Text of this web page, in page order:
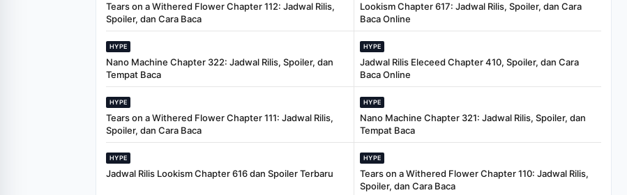
Tears on a Withered Flower Chapter 112: Jadwal Rilis,
Spoiler, dan Cara Baca
Lookism Chapter 617: Jadwal Rilis, Spoiler, dan Cara
Baca Online
HYPE
Nano Machine Chapter 322: Jadwal Rilis, Spoiler, dan
Tempat Baca
HYPE
Jadwal Rilis Eleceed Chapter 410, Spoiler, dan Cara
Baca Online
HYPE
Tears on a Withered Flower Chapter 111: Jadwal Rilis,
Spoiler, dan Cara Baca
HYPE
Nano Machine Chapter 321: Jadwal Rilis, Spoiler, dan
Tempat Baca
HYPE
Jadwal Rilis Lookism Chapter 616 dan Spoiler Terbaru
HYPE
Tears on a Withered Flower Chapter 110: Jadwal Rilis,
Spoiler, dan Cara Baca